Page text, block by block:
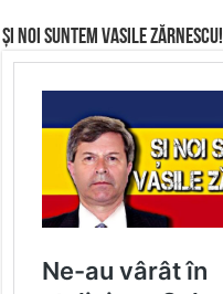
Și noi suntem Vasile Zărnescu!